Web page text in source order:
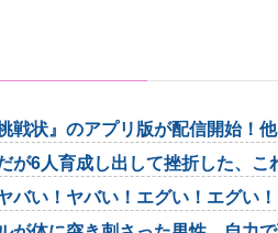
戦状』のアプリ版が配信開始！他
が6人育成し出して挫折した、
バい！ヤバい！エグい！エグい